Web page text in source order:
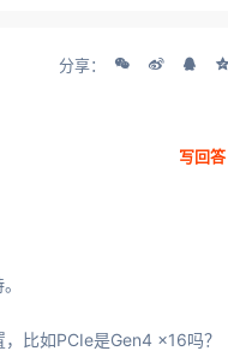
分享：
写回答
比如PCIe是Gen4 x16吗？